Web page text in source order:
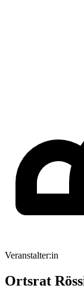
Veranstalter:in
Ortsrat